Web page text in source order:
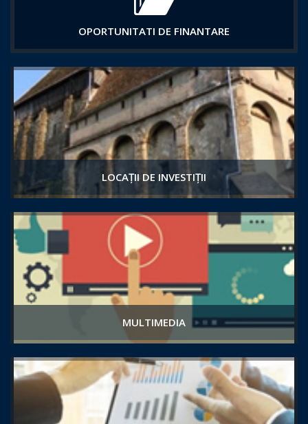
OPORTUNITATI DE FINANTARE
LOCAȚII DE INVESTIȚII
MULTIMEDIA